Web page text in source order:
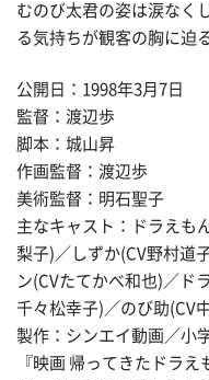
むのび太君の姿は涙なく
る気持ちが観客の胸に迫
公開日：1998年3月7日
監督：渡辺歩
脚本：城山昇
作画監督：渡辺歩
美術監督：明石聖子
主なキャスト：ドラえも
梨子)／しずか(CV野村道
ン(CVたてかべ和也)／ド
千々松幸子)／のび助(CV
製作：シンエイ動画／小
『映画 帰ってきたドラ